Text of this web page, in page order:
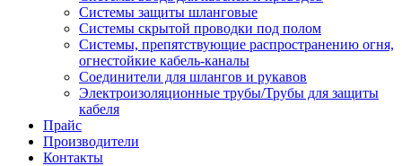
Системы защиты шланговые
Системы скрытой проводки под полом
Системы, препятствующие распространению огня,
огнестойкие кабель-каналы
Соединители для шлангов и рукавов
Электроизоляционные трубы/Трубы для защиты
кабеля
Прайс
Производители
Контакты